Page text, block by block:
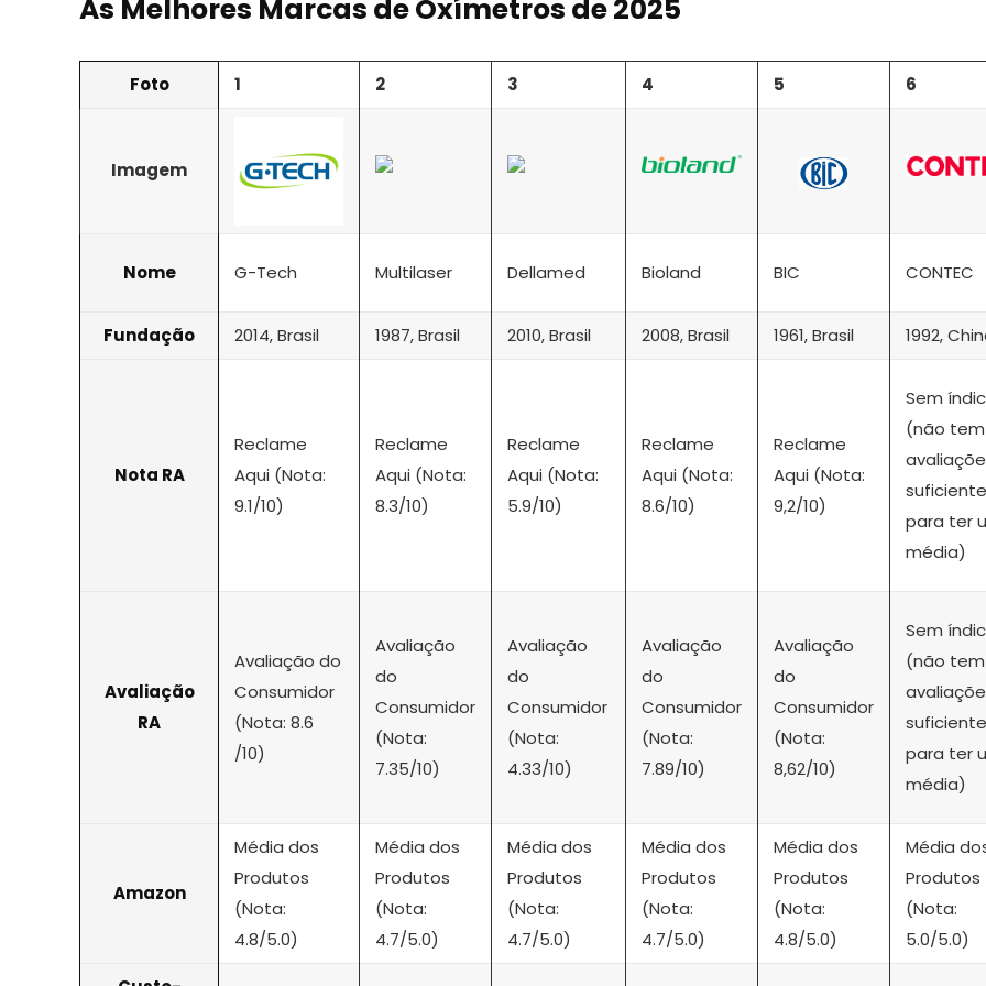
As Melhores Marcas de Oxímetros de 2025
Foto 1 2 3 4 5 6
Imagem
Nome G-Tech Multilaser Dellamed Bioland BIC CONTEC
Fundação 2014, Brasil 1987, Brasil 2010, Brasil 2008, Brasil 1961, Brasil 1992,
Nota RA
Reclame
Aqui (Nota:
9.1/10)
Reclame
Aqui (Nota:
8.3/10)
Reclame
Aqui (Nota:
5.9/10)
Reclame
Aqui (Nota:
8.6/10)
Reclame
Aqui (Nota:
9,2/10)
Sem
(não tem
para ter
média)
Avaliação
RA
Avaliação do
Consumidor
(Nota: 8.6
/10)
Avaliação
do
Consumidor
(Nota:
7.35/10)
Avaliação
do
Consumidor
(Nota:
4.33/10)
Avaliação
do
Consumidor
(Nota:
7.89/10)
Avaliação
do
Consumidor
(Nota:
8,62/10)
Sem
(não tem
para ter
média)
Amazon
Média dos
Produtos
(Nota:
4.8/5.0)
Média dos
Produtos
(Nota:
4.7/5.0)
Média dos
Produtos
(Nota:
4.7/5.0)
Média dos
Produtos
(Nota:
4.7/5.0)
Média dos
Produtos
(Nota:
4.8/5.0)
Média
Produtos
(Nota:
5.0/5.0)